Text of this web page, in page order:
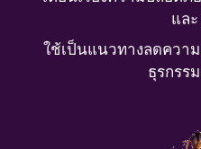
และ
ใช้เป็นแนวทางลดควา
ธุรกรร